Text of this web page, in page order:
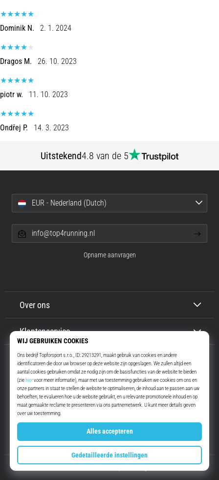
Hardlopersknie:
Oorzaken,
Behandeling
en
Preventie
ook
wel
als
het
is
veelvoorkomend
gezondheidsprobleem…
Toon
Dominik N. 2. 1. 2024
Dragos M. 26. 10. 2023
piotr w. 11. 10. 2023
Ondřej P. 14. 3. 2023
Uitstekend4.8 van de 5
Top4Running.nl
Meer dan 16 jaar motiveren wij jou om te gaan lopen. Sneller. Met ons.
Elke dag.
InstagramYouTube
Over ons
Klantenservice
EUR - Nederland (Dutch)
info@top4running.nl
Opname aanvragen